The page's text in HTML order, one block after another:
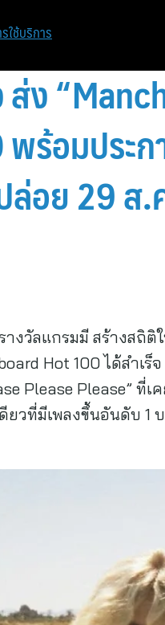
เที่ยว
ง
ร้อมประ
ล่อย 29 ส
งวัลแกรมมี สร้างสถิติ
Hot 100 ได้สำเร็
Please Please” ที่
ที่มีเพลงขึ้นอันดับ 1
ใช้บริการ